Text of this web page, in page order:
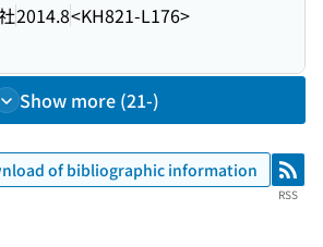
2014.8<KH821-L176>
Show more (21-)
of bibliographic information RSS
RSS